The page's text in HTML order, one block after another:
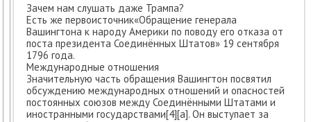
Зачем нам слушать даже Трампа?
Есть же первоисточник«Обращение генерала
Вашингтона к народу Америки по поводу его отказа от
поста президента Соединённых Штатов» 19 сентября
1796 года.
Международные отношения
Значительную часть обращения Вашингтон посвятил
обсуждению международных отношений и опасностей
постоянных союзов между Соединёнными Штатами и
иностранными государствами[4][a]. Он выступает за